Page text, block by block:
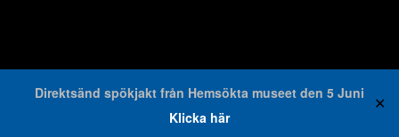
Direktsänd spökjakt från Hemsökta museet den 5 Juni
Klicka här
✕